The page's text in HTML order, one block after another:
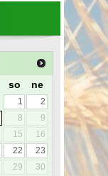
so ne
1
2
8
9
15
16
22
23
29
30